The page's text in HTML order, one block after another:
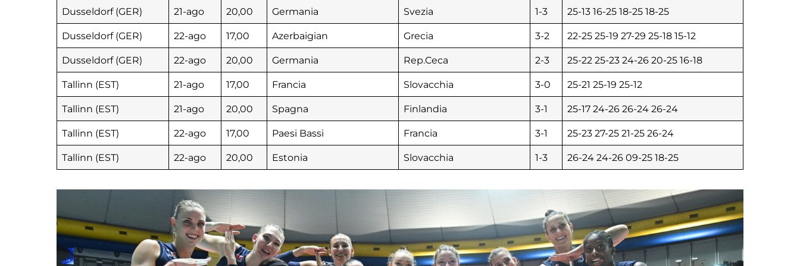
Dusseldorf (GER) 21-ago 20,00 Germania Svezia 1-3 25-13 16-25 18-25 18-25
Dusseldorf (GER) 22-ago 17,00 Azerbaigian Grecia 3-2 22-25 25-19 27-29 25-18 15-12
Dusseldorf (GER) 22-ago 20,00 Germania Rep.Ceca 2-3 25-22 25-23 24-26 20-25 16-18
Tallinn (EST) 21-ago 17,00 Francia Slovacchia 3-0 25-21 25-19 25-12
Tallinn (EST) 21-ago 20,00 Spagna Finlandia 3-1 25-17 24-26 26-24 26-24
Tallinn (EST) 22-ago 17,00 Paesi Bassi Francia 3-1 25-23 27-25 21-25 26-24
Tallinn (EST) 22-ago 20,00 Estonia Slovacchia 1-3 26-24 24-26 09-25 18-25